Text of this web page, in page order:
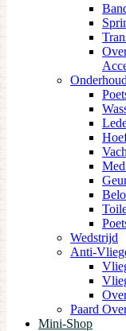
Wedstrijd
Anti-
Paard
Mini-Shop